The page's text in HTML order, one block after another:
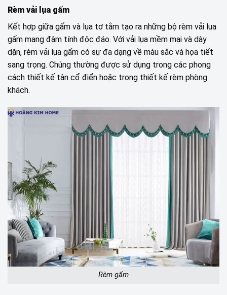
Rèm vải lụa gấm
Kết hợp giữa gấm và lụa tơ tằm tạo ra những bộ rèm vải lụa
gấm mang đậm tính độc đáo. Với vải lụa mềm mại và dày
dặn, rèm vải lụa gấm có sự đa dạng về màu sắc và họa tiết
sang trọng. Chúng thường được sử dụng trong các phong
cách thiết kế tân cổ điển hoặc trong thiết kế rèm phòng
khách.
Rèm gấm